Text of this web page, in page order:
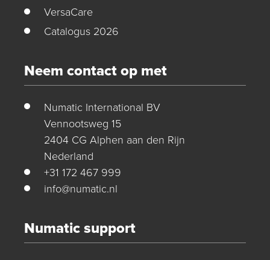
VersaCare
Catalogus 2026
Neem contact op met
Numatic International BV
Vennootsweg 15
2404 CG Alphen aan den Rijn
Nederland
+31 172 467 999
info@numatic.nl
Numatic support